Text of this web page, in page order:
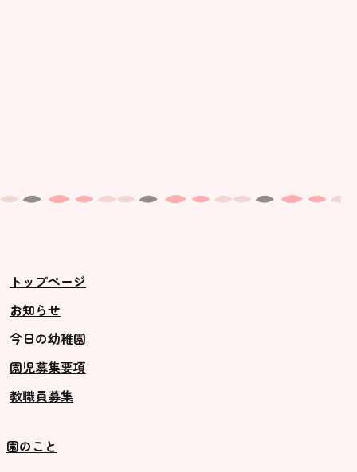
トップページ
お知らせ
今日の幼稚園
園児募集要項
教職員募集
園のこと